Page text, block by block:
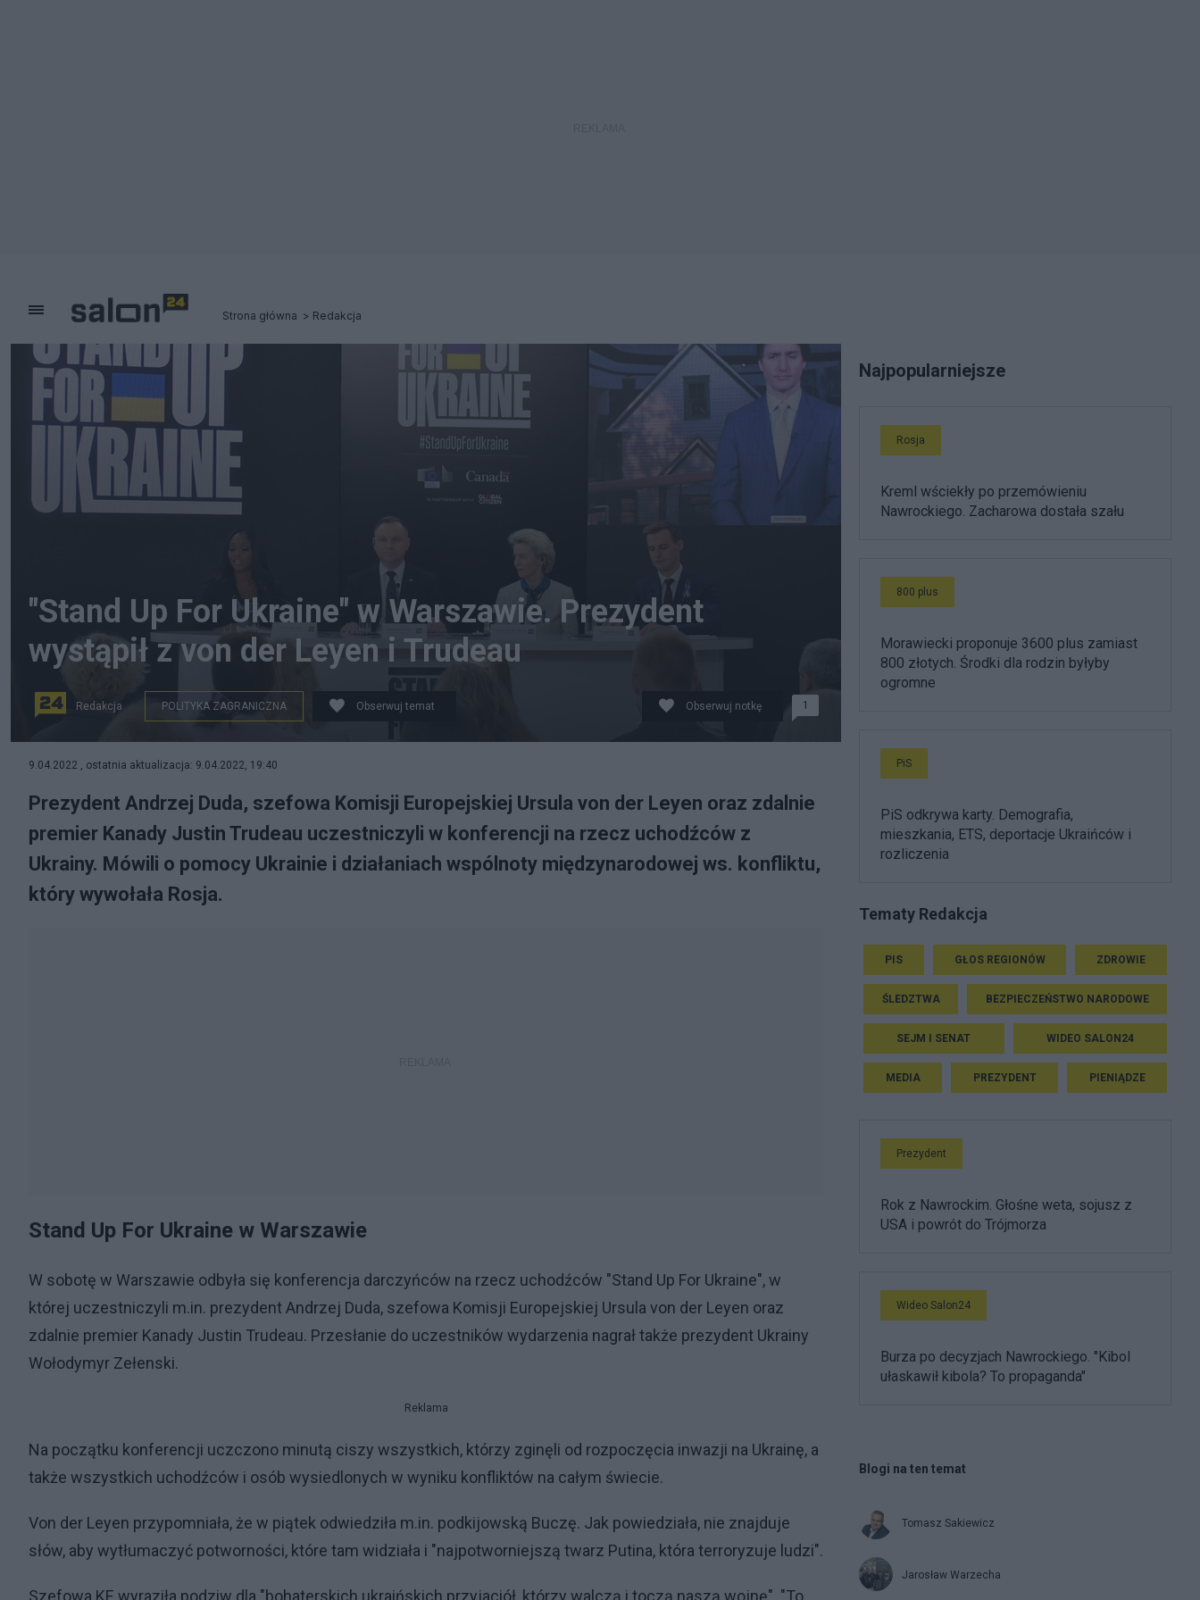
Strona główna Redakcja
"Stand Up For Ukraine" w Warszawie. Prezydent
wystąpił z von der Leyen i Trudeau
Redakcja POLITYKA ZAGRANICZNA Obserwuj temat Obserwuj notkę 1
9.04.2022 , ostatnia aktualizacja: 9.04.2022, 19:40
Prezydent Andrzej Duda, szefowa Komisji Europejskiej Ursula von der Leyen oraz zdalnie
premier Kanady Justin Trudeau uczestniczyli w konferencji na rzecz uchodźców z
Ukrainy. Mówili o pomocy Ukrainie i działaniach wspólnoty międzynarodowej ws. konfliktu,
który wywołała Rosja.
Stand Up For Ukraine w Warszawie
W sobotę w Warszawie odbyła się konferencja darczyńców na rzecz uchodźców "Stand Up For Ukraine", w
której uczestniczyli m.in. prezydent Andrzej Duda, szefowa Komisji Europejskiej Ursula von der Leyen oraz
zdalnie premier Kanady Justin Trudeau. Przesłanie do uczestników wydarzenia nagrał także prezydent Ukrainy
Wołodymyr Zełenski.
Reklama
Na początku konferencji uczczono minutą ciszy wszystkich, którzy zginęli od rozpoczęcia inwazji na Ukrainę, a
także wszystkich uchodźców i osób wysiedlonych w wyniku konfliktów na całym świecie.
Von der Leyen przypomniała, że w piątek odwiedziła m.in. podkijowską Buczę. Jak powiedziała, nie znajduje
słów, aby wytłumaczyć potworności, które tam widziała i "najpotworniejszą twarz Putina, która terroryzuje ludzi".
Szefowa KE wyraziła podziw dla "bohaterskich ukraińskich przyjaciół, którzy walczą i toczą naszą wojnę". "To
Najpopularniejsze
Rosja
Kreml wściekły po przemówieniu
Nawrockiego. Zacharowa dostała szału
800 plus
Morawiecki proponuje 3600 plus zamiast
800 złotych. Środki dla rodzin byłyby
ogromne
PiS
PiS odkrywa karty. Demografia,
mieszkania, ETS, deportacje Ukraińców i
rozliczenia
Tematy Redakcja
PIS GŁOS REGIONÓW ZDROWIE
ŚLEDZTWA BEZPIECZEŃSTWO NARODOWE
SEJM I SENAT WIDEO SALON24
MEDIA PREZYDENT PIENIĄDZE
Prezydent
Rok z Nawrockim. Głośne weta, sojusz z
USA i powrót do Trójmorza
Wideo Salon24
Burza po decyzjach Nawrockiego. "Kibol
ułaskawił kibola? To propaganda"
Blogi na ten temat
Tomasz Sakiewicz
Jarosław Warzecha